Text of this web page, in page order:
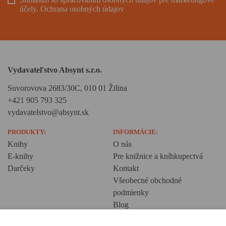
účely. Ochrana osobných údajov
Vydavateľstvo Absynt s.r.o.
Suvorovova 2683/30C, 010 01 Žilina
+421 905 793 325
vydavatelstvo@absynt.sk
PRODUKTY:
Knihy
E-knihy
Darčeky
INFORMÁCIE:
O nás
Pre knižnice a kníhkupectvá
Kontakt
Všeobecné obchodné
podmienky
Blog